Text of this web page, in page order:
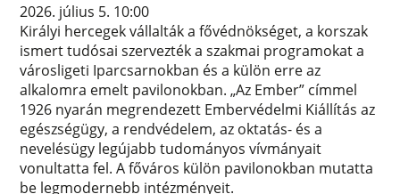
2026. július 5. 10:00
Királyi hercegek vállalták a fővédnökséget, a korszak
ismert tudósai szervezték a szakmai programokat a
városligeti Iparcsarnokban és a külön erre az
alkalomra emelt pavilonokban. „Az Ember” címmel
1926 nyarán megrendezett Embervédelmi Kiállítás az
egészségügy, a rendvédelem, az oktatás- és a
nevelésügy legújabb tudományos vívmányait
vonultatta fel. A főváros külön pavilonokban mutatta
be legmodernebb intézményeit.